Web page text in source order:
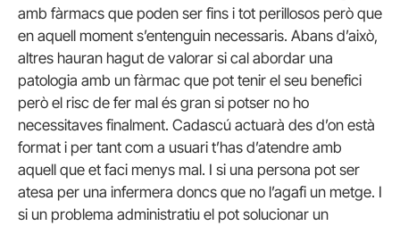
amb fàrmacs que poden ser fins i tot perillosos però que
en aquell moment s’entenguin necessaris. Abans d’això,
altres hauran hagut de valorar si cal abordar una
patologia amb un fàrmac que pot tenir el seu benefici
però el risc de fer mal és gran si potser no ho
necessitaves finalment. Cadascú actuarà des d’on està
format i per tant com a usuari t’has d’atendre amb
aquell que et faci menys mal. I si una persona pot ser
atesa per una infermera doncs que no l’agafi un metge. I
si un problema administratiu el pot solucionar un